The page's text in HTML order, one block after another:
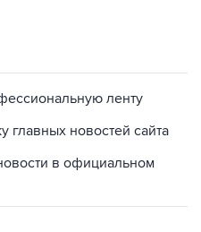
ленту
главных новостей сайта
в официальном